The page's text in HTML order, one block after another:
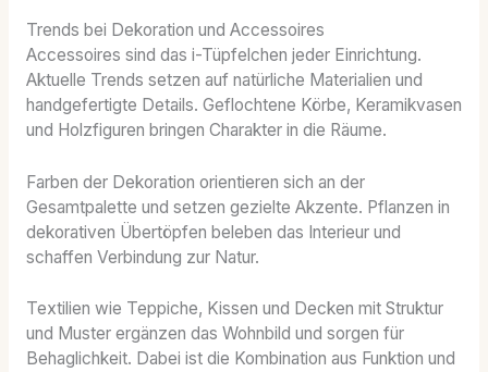
Trends bei Dekoration und Accessoires
Accessoires sind das i-Tüpfelchen jeder Einrichtung.
Aktuelle Trends setzen auf natürliche Materialien und
handgefertigte Details. Geflochtene Körbe, Keramikvasen
und Holzfiguren bringen Charakter in die Räume.
Farben der Dekoration orientieren sich an der
Gesamtpalette und setzen gezielte Akzente. Pflanzen in
dekorativen Übertöpfen beleben das Interieur und
schaffen Verbindung zur Natur.
Textilien wie Teppiche, Kissen und Decken mit Struktur
und Muster ergänzen das Wohnbild und sorgen für
Behaglichkeit. Dabei ist die Kombination aus Funktion und